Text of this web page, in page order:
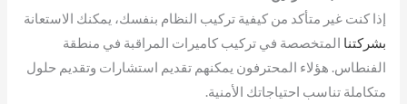
إذا كنت غير متأكد من كيفية تركيب النظام بنفسك، يمكنك الاستعانة
بشركتنا المتخصصة في تركيب كاميرات المراقبة في منطقة
الفنطاس. هؤلاء المحترفون يمكنهم تقديم استشارات وتقديم حلول
متكاملة تناسب احتياجاتك الأمنية.